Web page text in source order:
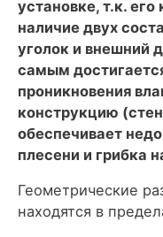
установке, т.к.
наличие двух
уголок и внешний
самым
проникновения
конструкцию
обеспечивает
плесени и грибка
Геометрические
находятся в